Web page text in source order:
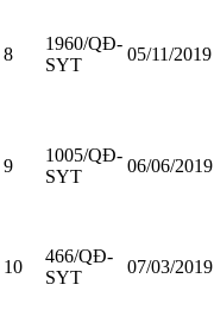
8
1960/QĐ-
SYT
05/11/2019
9
1005/QĐ-
SYT
06/06/2019
10
466/QĐ-
SYT
07/03/2019